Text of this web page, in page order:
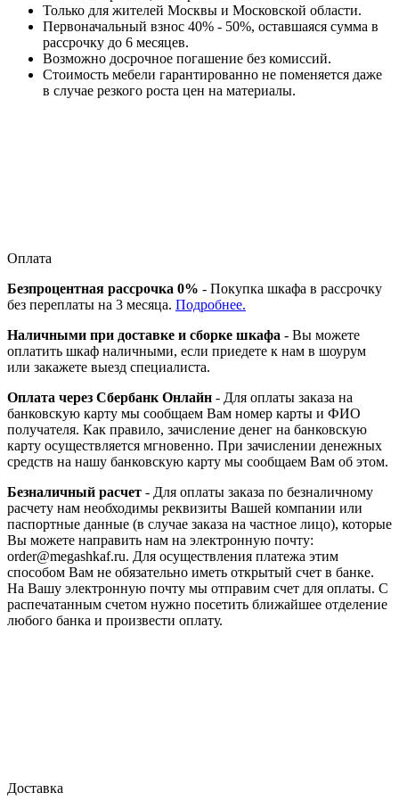
Только для жителей Москвы и Московской области.
Первоначальный взнос 40% - 50%, оставшаяся сумма в
рассрочку до 6 месяцев.
Возможно досрочное погашение без комиссий.
Стоимость мебели гарантированно не поменяется даже
в случае резкого роста цен на материалы.
Оплата
Безпроцентная рассрочка 0% - Покупка шкафа в рассрочку
без переплаты на 3 месяца. Подробнее.
Наличными при доставке и сборке шкафа - Вы можете
оплатить шкаф наличными, если приедете к нам в шоурум
или закажете выезд специалиста.
Оплата через Сбербанк Онлайн - Для оплаты заказа на
банковскую карту мы сообщаем Вам номер карты и ФИО
получателя. Как правило, зачисление денег на банковскую
карту осуществляется мгновенно. При зачислении денежных
средств на нашу банковскую карту мы сообщаем Вам об этом.
Безналичный расчет - Для оплаты заказа по безналичному
расчету нам необходимы реквизиты Вашей компании или
паспортные данные (в случае заказа на частное лицо), которые
Вы можете направить нам на электронную почту:
order@megashkaf.ru. Для осуществления платежа этим
способом Вам не обязательно иметь открытый счет в банке.
На Вашу электронную почту мы отправим счет для оплаты. С
распечатанным счетом нужно посетить ближайшее отделение
любого банка и произвести оплату.
Доставка